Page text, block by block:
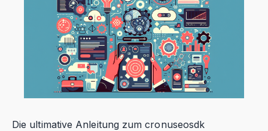
Die ultimative Anleitung zum cronuseosdk